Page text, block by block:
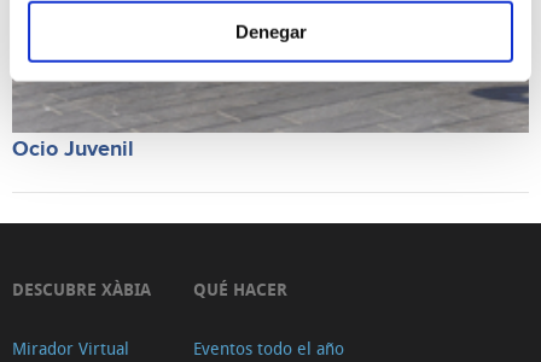
Denegar
Ocio Juvenil
DESCUBRE XÀBIA
Mirador Virtual
QUÉ HACER
Eventos todo el año